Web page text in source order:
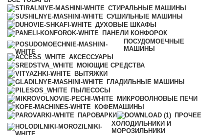
СТИРАЛЬНЫЕ МАШИНЫ
СУШИЛЬНЫЕ МАШИНЫ
ДУХОВЫЕ ШКАФЫ
ПАНЕЛИ КОНФОРОК
ПОСУДОМОЕЧНЫЕ
МАШИНЫ
АКСЕССУАРЫ
МОЮЩИЕ СРЕДСТВА
ВЫТЯЖКИ
ГЛАДИЛЬНЫЕ МАШИНЫ
ПЫЛЕСОСЫ
МИКРОВОЛНОВЫЕ ПЕЧИ
КОФЕМАШИНЫ
ПАРОВАРКИ
ПРОЧЕЕ
ХОЛОДИЛЬНИКИ И
МОРОЗИЛЬНИКИ